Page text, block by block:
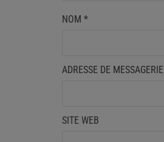
NOM *
ADRESSE DE MESSAGERIE
SITE WEB